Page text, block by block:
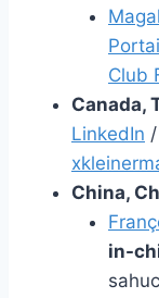
Club
Canada,
LinkedIn
China,
in-